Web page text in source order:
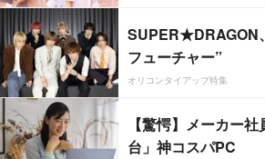
SUPER★DRAGON
フューチャー”
オリコンタイアップ特集
【驚愕】メーカー
台」神コスパPC